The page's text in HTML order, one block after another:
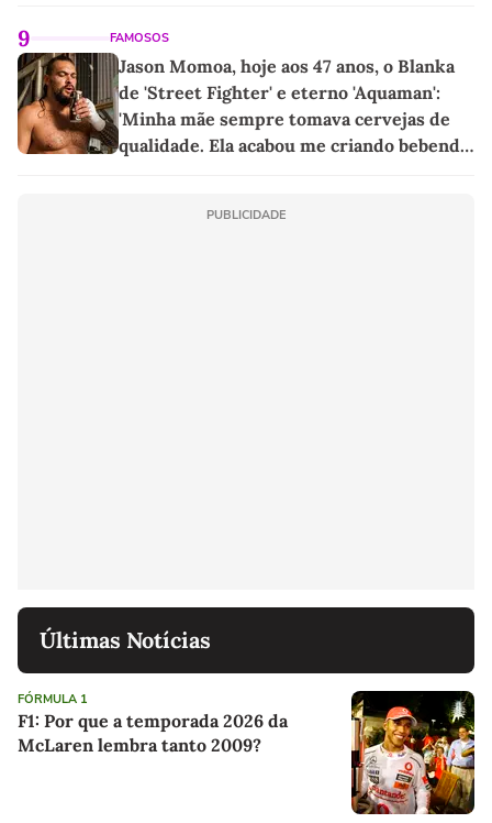
9 FAMOSOS
Jason Momoa, hoje aos 47 anos, o Blanka
de 'Street Fighter' e eterno 'Aquaman':
'Minha mãe sempre tomava cervejas de
qualidade. Ela acabou me criando bebendo
PUBLICIDADE
Últimas Notícias
FÓRMULA 1
F1: Por que a temporada 2026 da
McLaren lembra tanto 2009?